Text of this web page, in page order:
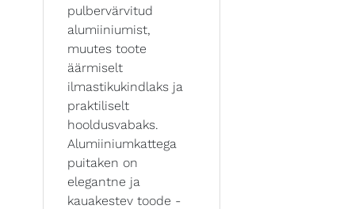
pulbervärvitud
alumiiniumist,
muutes toote
äärmiselt
ilmastikukindlaks ja
praktiliselt
hooldusvabaks.
Alumiiniumkattega
puitaken on
elegantne ja
kauakestev toode -